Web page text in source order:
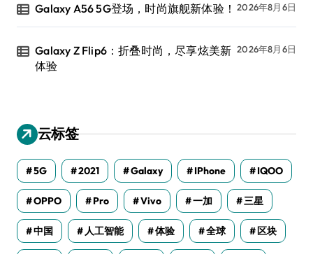
Galaxy A56 5G登场，时尚旗舰新体验！ 2026年8月6日
Galaxy Z Flip6：折叠时尚，尽享炫美新
体验
2026年8月6日
云标签
5G 2021 Galaxy IPhone IQOO
OPPO Pro Vivo 一加 三星
中国 人工智能 体验 全球 区块